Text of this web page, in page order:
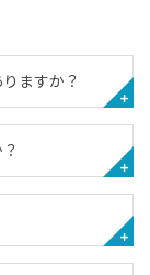
ますか？